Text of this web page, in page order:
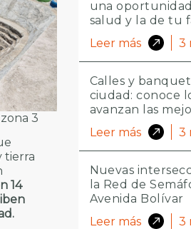
3
tierra
14
una
salud y la de tu
Leer más
3
Calles y
ciudad: conoce
avanzan las
Leer más
3
Nuevas
la Red de
Avenida Bolívar
Leer más
3